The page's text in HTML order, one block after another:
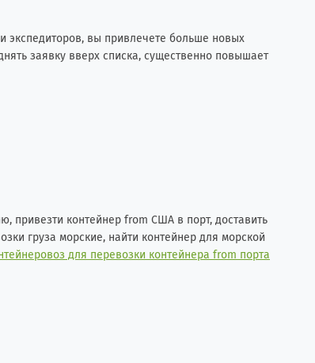
экспедиторов, вы привлечете больше новых
заявку вверх списка, существенно повышает
привезти контейнер from США в порт, доставить
груза морские, найти контейнер для морской
для перевозки контейнера from порта